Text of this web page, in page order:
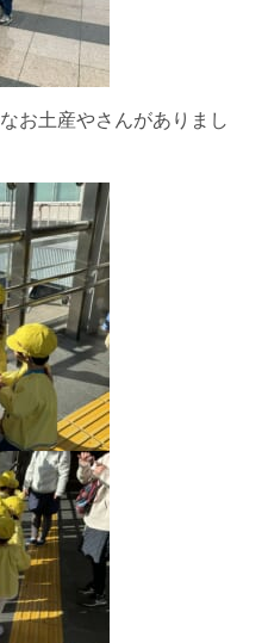
お土産やさんがありまし